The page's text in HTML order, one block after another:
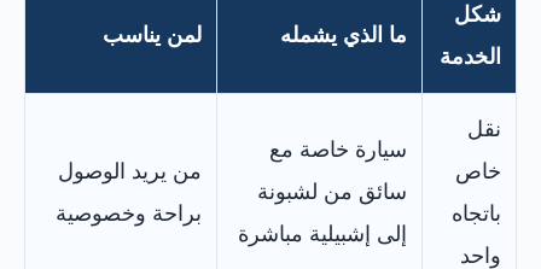
شكل
الخدمة
ما الذي يشمله لمن يناسب
نقل
خاص
باتجاه
واحد
سيارة خاصة مع
سائق من لشبونة
إلى إشبيلية مباشرة
من يريد الوصول
براحة وخصوصية